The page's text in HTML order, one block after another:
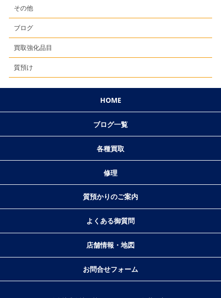
その他
ブログ
買取強化品目
質預け
HOME
ブログ一覧
各種買取
修理
質預かりのご案内
よくある御質問
店舗情報・地図
お問合せフォーム